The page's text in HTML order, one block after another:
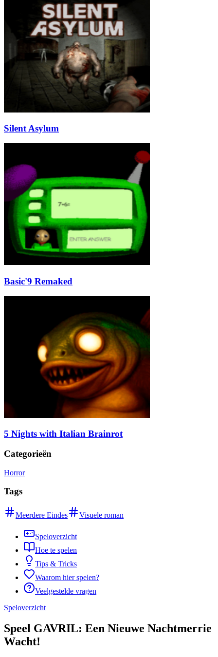
Silent Asylum
Basic'9 Remaked
5 Nights with Italian Brainrot
Categorieën
Horror
Tags
Meerdere Eindes Visuele roman
Speloverzicht
Hoe te spelen
Tips & Tricks
Waarom hier spelen?
Veelgestelde vragen
Speloverzicht
Speel GAVRIL: Een Nieuwe Nachtmerrie
Wacht!